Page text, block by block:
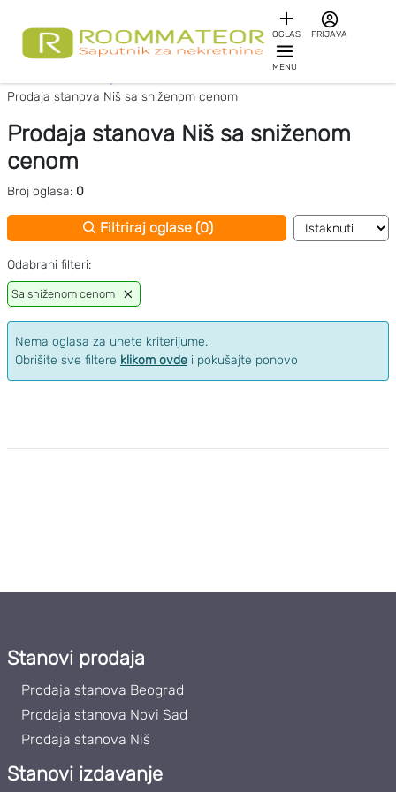
OGLAS PRIJAVA
MENU
Prodaja stanova Niš sa sniženom cenom
Prodaja stanova Niš sa sniženom
cenom
Broj oglasa: 0
Filtriraj oglase (0)
Odabrani filteri:
Sa sniženom cenom
Nema oglasa za unete kriterijume.
Obrišite sve filtere klikom ovde i pokušajte ponovo
Stanovi prodaja
Prodaja stanova Beograd
Prodaja stanova Novi Sad
Prodaja stanova Niš
Stanovi izdavanje